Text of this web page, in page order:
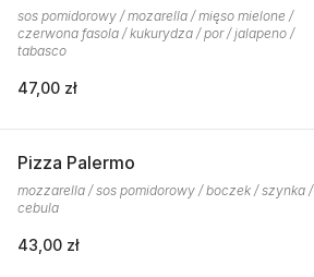
sos pomidorowy / mozarella / mięso mielone /
czerwona fasola / kukurydza / por / jalapeno /
tabasco
47,00 zł
Pizza Palermo
mozzarella / sos pomidorowy / boczek / szynka /
cebula
43,00 zł